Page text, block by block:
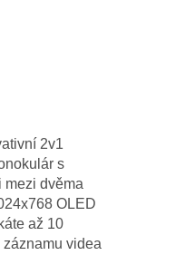
2v1
s
mezi dvěma
OLED
až 10
videa